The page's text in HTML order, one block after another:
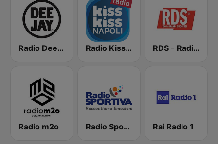
Radio Deejay Radio Kiss Kiss Napoli RDS - Radio Dimensione Suono
Radio m2o Radio Sportiva Rai Radio 1